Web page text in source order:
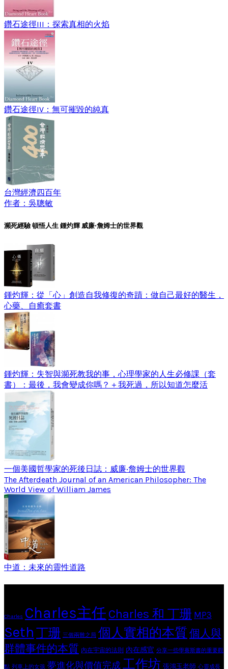
鑽石途徑III：探索真相的火焰
鑽石途徑IV：無可摧毀的純真
台灣經濟四百年
作者：吳聰敏
瀕死經驗 頓悟人生 鍾灼輝 威廉‧詹姆士的世界觀
鍾灼輝：從「心」創造自我修復的奇蹟：做自己最好的醫生，
心藥、自癒套書
鍾灼輝：失智與瀕死教我的事，心理學家的人生必修課（套
書）：最後，我會變成你嗎？＋我死過，所以知道怎麼活
一個美國哲學家的死後日誌：威廉‧詹姆士的世界觀
The Afterdeath Journal of an American Philosopher: The
World View of William James
中道：未來的靈性道路
Charles Charles主任 Charles 和 丁珊 MP3
Seth 丁珊 三個兩難之局 個人實相的本質 個人與
群體事件的本質 內在宇宙的法則 內在感官 分享一些學賽斯書的重要觀
點 列車上的女孩 夢進化與價值完成工作坊 張鴻玉老師 心靈成長